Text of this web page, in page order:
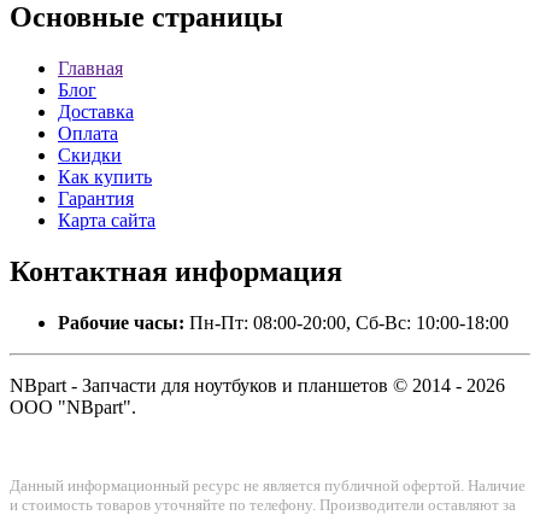
Основные страницы
Главная
Блог
Доставка
Оплата
Скидки
Как купить
Гарантия
Карта сайта
Контактная информация
Рабочие часы: Пн-Пт: 08:00-20:00, Сб-Вс: 10:00-18:00
NBpart - Запчасти для ноутбуков и планшетов © 2014 - 2026
ООО "NBpart".
Данный информационный ресурс не является публичной офертой. Наличие
и стоимость товаров уточняйте по телефону. Производители оставляют за